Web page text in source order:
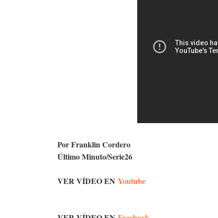
Por Franklin Cordero
Último Minuto/Serie26
VER VÍDEO EN Youtube